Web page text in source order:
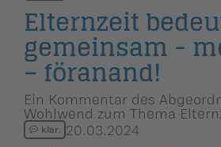
Elternzeit
gemeinsam -
– föranand!
Ein Kommentar des
Wohlwend zum Thema
klar. 20.03.2024